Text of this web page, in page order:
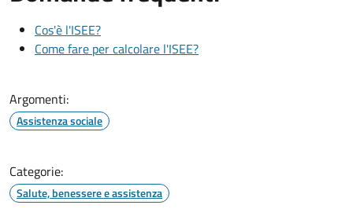
Cos'è l'ISEE?
Come fare per calcolare l'ISEE?
Argomenti:
Assistenza sociale
Categorie:
Salute, benessere e assistenza